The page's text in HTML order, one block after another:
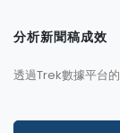
分析新聞稿成效
透過Trek數據平台